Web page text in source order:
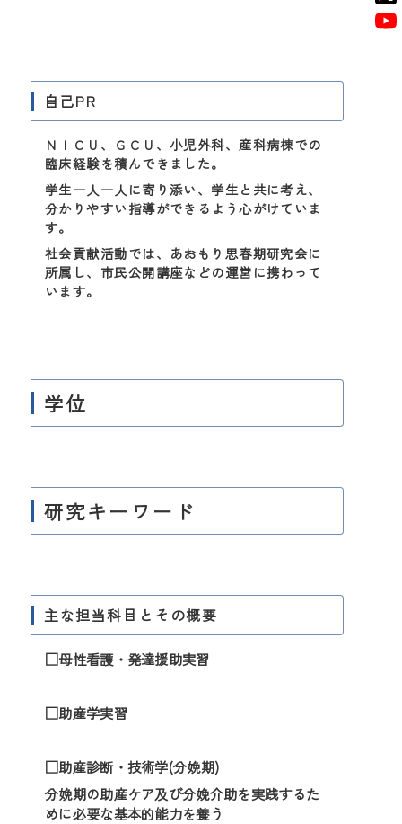
自己PR
ＮＩＣＵ、ＧＣＵ、小児外科、産科病棟での
臨床経験を積んできました。
学生一人一人に寄り添い、学生と共に考え、
分かりやすい指導ができるよう心がけていま
す。
社会貢献活動では、あおもり思春期研究会に
所属し、市民公開講座などの運営に携わって
います。
学位
研究キーワード
主な担当科目とその概要
□母性看護・発達援助実習
□助産学実習
□助産診断・技術学(分娩期)
分娩期の助産ケア及び分娩介助を実践するた
めに必要な基本的能力を養う